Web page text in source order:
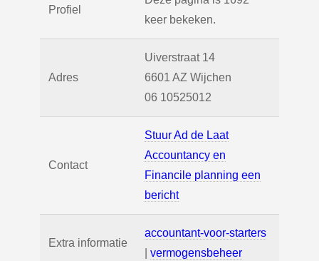
Profiel
keer bekeken.
Adres
Uiverstraat 14
6601 AZ Wijchen
06 10525012
Contact
Stuur Ad de Laat
Accountancy en
Financile planning een
bericht
Extra informatie
accountant-voor-starters
vermogensbeheer